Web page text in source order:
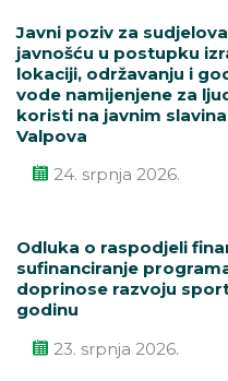
Javni poziv za
javnošću u postupku
lokaciji, održavanju i
vode namijenjene za
koristi na javnim
Valpova
24. srpnja 2026.
Odluka o raspodjeli
sufinanciranje
doprinose razvoju
godinu
23. srpnja 2026.